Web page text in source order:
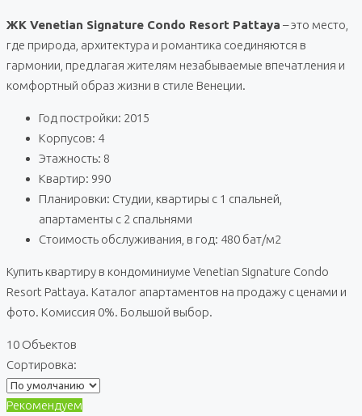
ЖК Venetian Signature Condo Resort Pattaya – это место,
где природа, архитектура и романтика соединяются в
гармонии, предлагая жителям незабываемые впечатления и
комфортный образ жизни в стиле Венеции.
Год постройки: 2015
Корпусов: 4
Этажность: 8
Квартир: 990
Планировки: Студии, квартиры с 1 спальней,
апартаменты с 2 спальнями
Стоимость обслуживания, в год: 480 бат/м2
Купить квартиру в кондоминиуме Venetian Signature Condo
Resort Pattaya. Каталог апартаментов на продажу с ценами и
фото. Комиссия 0%. Большой выбор.
10 Объектов
Сортировка:
Рекомендуем